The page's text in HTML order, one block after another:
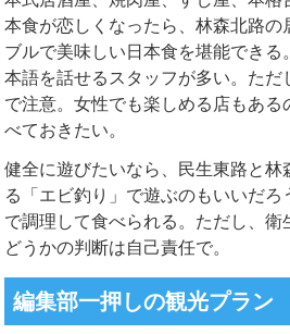
本食が恋しくなったら、林森北路の
ブルで美味しい日本食を堪能できる
本語を話せるスタッフが多い。た
で注意。女性でも楽しめる店もあ
べておきたい。
健全に遊びたいなら、民生東路と林
る「エビ釣り」で遊ぶのもいいだ
で調理して食べられる。ただし、
どうかの判断は自己責任で。
編集部一押しの観光プラン